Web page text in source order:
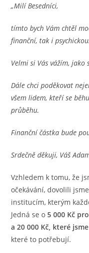
„Milí Besedníci,
tímto bych Vám chtěl
finanční, tak i psychickou.
Velmi si Vás vážím, jako
Dále chci poděkovat
všem lidem, kteří se
průběhu.
Finanční částka bude
Srdečně děkuji, Váš
Vzhledem k tomu, že
očekávání, dovolili
institucím, kterým
Jedná se o5 000 Kč
a 20 000 Kč, které
které to potřebují.